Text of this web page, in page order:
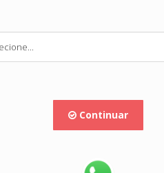
Continuar